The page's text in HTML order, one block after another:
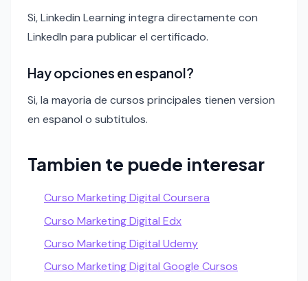
Si, Linkedin Learning integra directamente con
LinkedIn para publicar el certificado.
Hay opciones en espanol?
Si, la mayoria de cursos principales tienen version
en espanol o subtitulos.
Tambien te puede interesar
Curso Marketing Digital Coursera
Curso Marketing Digital Edx
Curso Marketing Digital Udemy
Curso Marketing Digital Google Cursos